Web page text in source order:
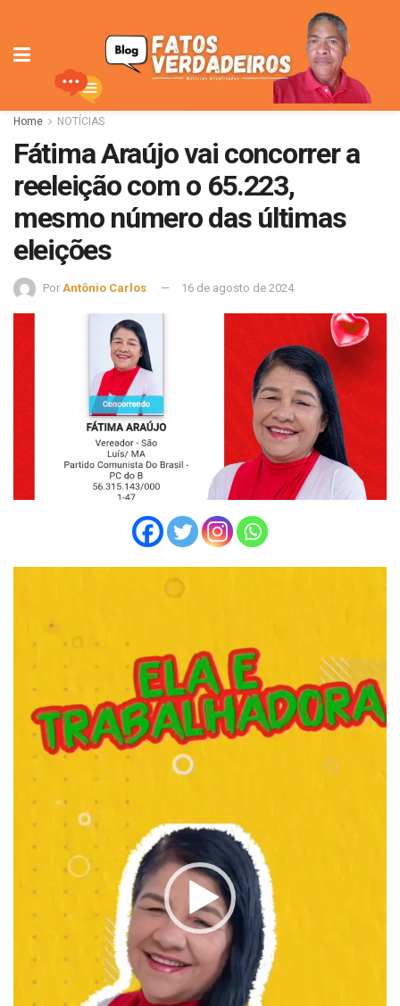
Home NOTÍCIAS
Fátima Araújo vai concorrer a
reeleição com o 65.223,
mesmo número das últimas
eleições
Por Antônio Carlos 16 de agosto de 2024